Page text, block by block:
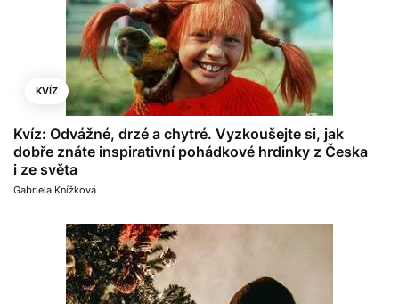
KVÍZ
Kvíz: Odvážné, drzé a chytré. Vyzkoušejte si, jak
dobře znáte inspirativní pohádkové hrdinky z Česka
i ze světa
Gabriela Knížková